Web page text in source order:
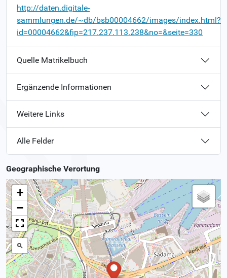
http://daten.digitale-
sammlungen.de/~db/bsb00004662/images/index.html?
id=00004662&fip=217.237.113.238&no=&seite=330
Quelle Matrikelbuch
Ergänzende Informationen
Weitere Links
Alle Felder
Geographische Verortung
+
−